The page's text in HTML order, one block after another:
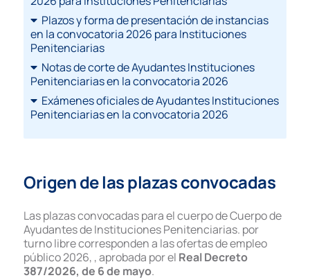
Plazos y forma de presentación de instancias
en la convocatoria 2026 para Instituciones
Penitenciarias
Notas de corte de Ayudantes Instituciones
Penitenciarias en la convocatoria 2026
Exámenes oficiales de Ayudantes Instituciones
Penitenciarias en la convocatoria 2026
Origen de las plazas convocadas
Las plazas convocadas para el cuerpo de Cuerpo de
Ayudantes de Instituciones Penitenciarias. por
turno libre corresponden a las ofertas de empleo
público 2026, , aprobada por el Real Decreto
387/2026, de 6 de mayo.